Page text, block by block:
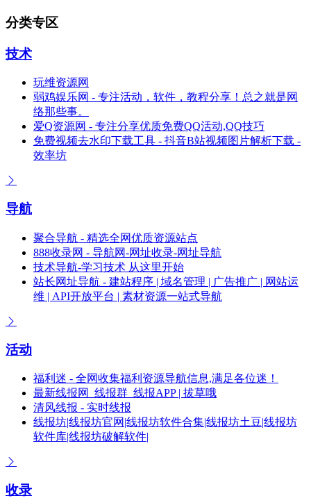
分类专区
技术
玩维资源网
弱鸡娱乐网 - 专注活动，软件，教程分享！总之就是网
络那些事。
爱Q资源网 - 专注分享优质免费QQ活动,QQ技巧
免费视频去水印下载工具 - 抖音B站视频图片解析下载 -
效率坊
导航
聚合导航 - 精选全网优质资源站点
888收录网 - 导航网-网址收录-网址导航
技术导航-学习技术 从这里开始
站长网址导航 - 建站程序 | 域名管理 | 广告推广 | 网站运
维 | API开放平台 | 素材资源一站式导航
活动
福利迷 - 全网收集福利资源导航信息,满足各位迷！
最新线报网_线报群_线报APP | 拔草哦
清风线报 - 实时线报
线报坊|线报坊官网|线报坊软件合集|线报坊土豆|线报坊
软件库|线报坊破解软件|
收录